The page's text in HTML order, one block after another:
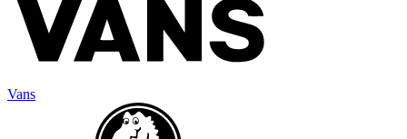
Vans